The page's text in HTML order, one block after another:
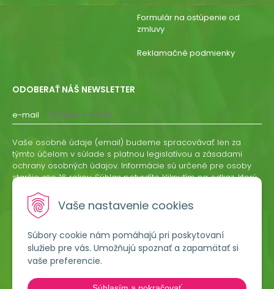
Vaše nastavenie cookies
Súbory cookie nám pomáhajú pri poskytovaní
služieb pre vás. Umožňujú spoznať a zapamätať si
vaše preferencie.
Formulár na ostúpenie od
zmluvy
Reklamačné podmienky
ODOBERAŤ NÁŠ NEWSLETTER
e-mail
ODOBERAŤ
Vaše osobné údaje (email) budeme spracovávať len za
týmto účelom v súlade s platnou legislatívou a zásadami
ochrany osobných údajov. Informácie sú určené pre osoby
staršie ako 16 rokov. Súhlas potvrdíte kliknutím na odkaz, ktorý
odvolať písomne, emailom alebo kliknutím na odkaz z
ktoréhokoľvek informačného emailu.